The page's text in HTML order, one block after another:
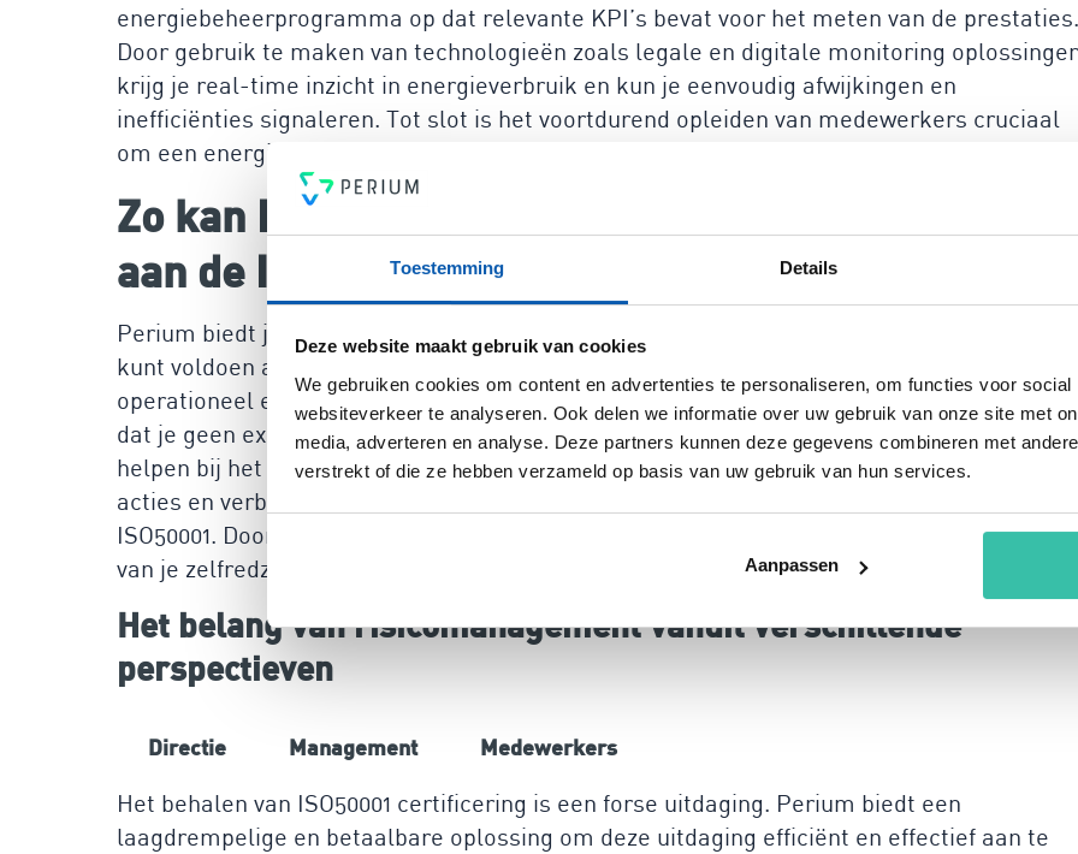
Toestemming Details
Deze website maakt gebruik van cookies
We gebruiken cookies om content en advertenties te personaliseren, om functies voor
websiteverkeer te analyseren. Ook delen we informatie over uw gebruik van onze site met
media, adverteren en analyse. Deze partners kunnen deze gegevens combineren met
verstrekt of die ze hebben verzameld op basis van uw gebruik van hun services.
Aanpassen
energiebeheerprogramma op dat relevante KPI’s bevat voor het meten van de prestaties.
Door gebruik te maken van technologieën zoals legale en digitale monitoring
krijg je real-time inzicht in energieverbruik en kun je eenvoudig afwijkingen en
inefficiënties signaleren. Tot slot is het voortdurend opleiden van medewerkers cruciaal
om een energiebewuste cultuur binnen jouw organisatie te bevorderen.
Zo kan Perium jou helpen eenvoudig en efficiënt
aan de ISO50001 te voldoen
Perium biedt jouw organisatie een gebruiksvriendelijk platform waarmee je eenvoudig
kunt voldoen aan de ISO50001. Met het intuïtieve systeem ben je binnen 30 minuten
operationeel en begin je direct met het beheren van energieprestaties. Wij zorgen ervoor
dat je geen externe consultancy nodig hebt en bieden praktische tools en templates die
helpen bij het behalen van je energiebeheerdoelen. Het platform maakt het eenvoudig
acties en verbeteringen te volgen, terwijl je voldoet aan alle noodzakelijke richtlijnen van
ISO50001. Door gebruik te maken van Perium wordt je nu al ondersteund in het verhogen
van je zelfredzaamheid.
Het belang van risicomanagement vanuit verschillende
perspectieven
Directie Management Medewerkers
Het behalen van ISO50001 certificering is een forse uitdaging. Perium biedt een
laagdrempelige en betaalbare oplossing om deze uitdaging efficiënt en effectief aan te